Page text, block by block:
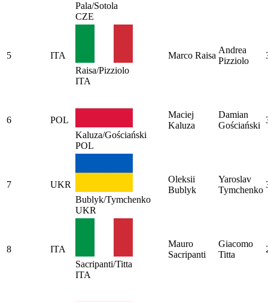
Pala/Sotola
CZE
5
ITA
Raisa/Pizziolo
ITA
Marco Raisa
Andrea
Pizziolo
6
POL
Kaluza/Gościański
POL
Maciej
Kaluza
Damian
Gościański
7
UKR
Bublyk/Tymchenko
UKR
Oleksii
Bublyk
Yaroslav
Tymchenko
8
ITA
Sacripanti/Titta
ITA
Mauro
Sacripanti
Giacomo
Titta